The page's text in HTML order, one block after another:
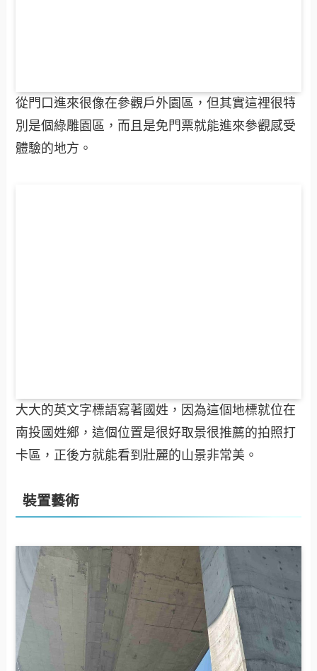
從門口進來很像在參觀戶外園區，但其實這裡很特
別是個綠雕園區，而且是免門票就能進來參觀感受
體驗的地方。
大大的英文字標語寫著國姓，因為這個地標就位在
南投國姓鄉，這個位置是很好取景很推薦的拍照打
卡區，正後方就能看到壯麗的山景非常美。
裝置藝術